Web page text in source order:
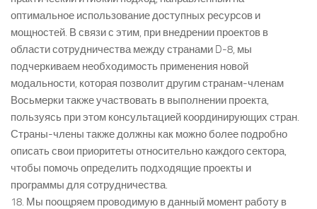
оптимальное использование доступных ресурсов и
мощностей. В связи с этим, при внедрении проектов в
области сотрудничества между странами D-8, мы
подчеркиваем необходимость применения новой
модальности, которая позволит другим странам-членам
Восьмерки также участвовать в выполнении проекта,
пользуясь при этом консультацией координирующих стран.
Страны-члены также должны как можно более подробно
описать свои приоритеты относительно каждого сектора,
чтобы помочь определить подходящие проекты и
программы для сотрудничества.
18. Мы поощряем проводимую в данный момент работу в